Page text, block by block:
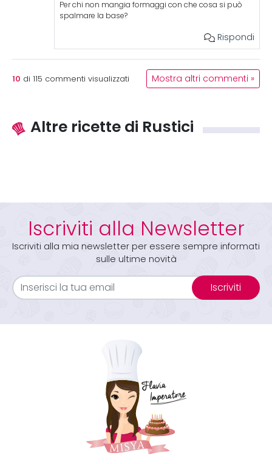
Per chi non mangia formaggi con che cosa si può
spalmare la base?
Rispondi
10 di 115 commenti visualizzati Mostra altri commenti »
Altre ricette di Rustici
Iscriviti alla Newsletter
Iscriviti alla mia newsletter per essere sempre informati
sulle ultime novità
Iscriviti